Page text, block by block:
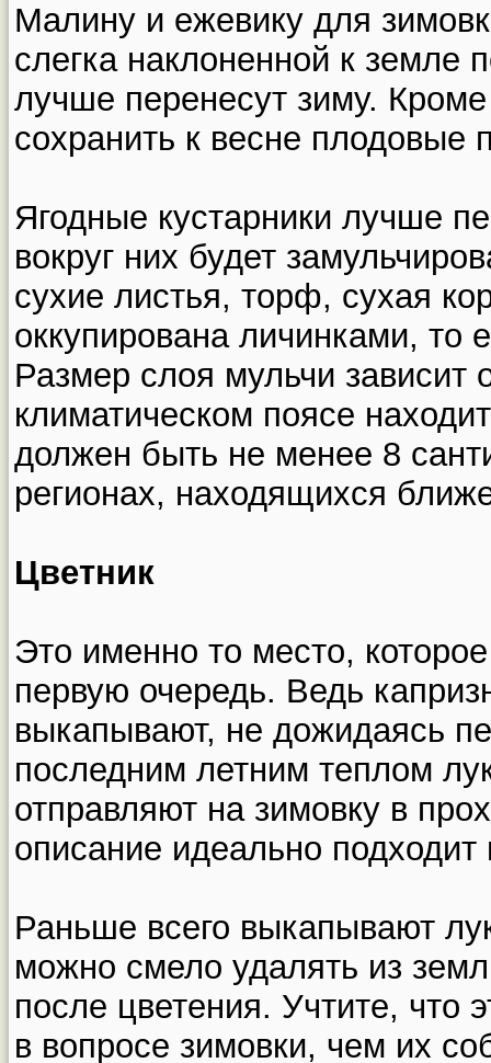
Малину и ежевику для
слегка наклоненной к земле
лучше перенесут зиму. Кроме
сохранить к весне плодовые
Ягодные кустарники лучше
вокруг них будет
сухие листья, торф, сухая
оккупирована личинками, то
Размер слоя мульчи зависит
климатическом поясе
должен быть не менее 8
регионах, находящихся
Цветник
Это именно то место,
первую очередь. Ведь
выкапывают, не дожидаясь
последним летним теплом
отправляют на зимовку в
описание идеально подходит
Раньше всего выкапывают
можно смело удалять из
после цветения. Учтите, что
в вопросе зимовки, чем их